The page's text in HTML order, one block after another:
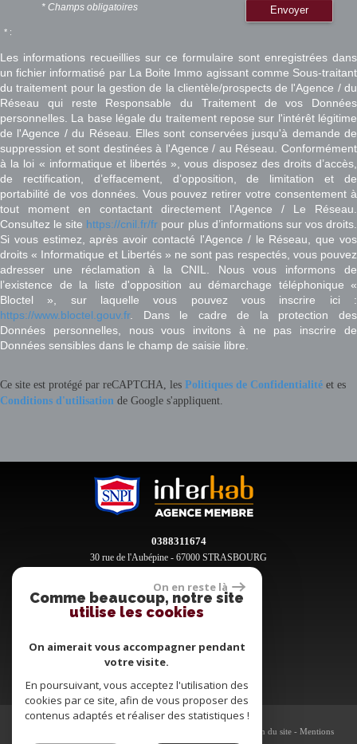
Envoyer
* Champs obligatoires
* :
Les informations recueillies sur ce formulaire sont enregistrées dans
un fichier informatisé par La Boite Immo agissant comme Sous-traitant
du traitement pour la gestion de la clientèle/prospects de l'Agence / du
Réseau qui reste Responsable du Traitement de vos Données
personnelles. La base légale du traitement repose sur l'intérêt légitime
de l'Agence / du Réseau. Elles sont conservées jusqu'à demande de
suppression et sont destinées à l'Agence / au Réseau. Conformément
à la loi « informatique et libertés », vous disposez des droits d’accès,
de rectification, d’effacement, d’opposition, de limitation et de
portabilité de vos données. Vous pouvez retirer votre consentement à
tout moment en contactant directement l’Agence / Le Réseau.
Consultez le site https://cnil.fr/fr pour plus d’informations sur vos droits.
Si vous estimez, après avoir contacté l'Agence / le Réseau, que vos
droits « Informatique et Libertés » ne sont pas respectés, vous pouvez
adresser une réclamation à la CNIL. Nous vous informons de
l’existence de la liste d'opposition au démarchage téléphonique «
Bloctel », sur laquelle vous pouvez vous inscrire ici :
https://www.bloctel.gouv.fr. Dans le cadre de la protection des
Données personnelles, nous vous invitons à ne pas inscrire de
Données sensibles dans le champ de saisie libre.
Ce site est protégé par reCAPTCHA, les Politiques de Confidentialité et es
Conditions d'utilisation de Google s'appliquent.
0388311674
30 rue de l'Aubépine - 67000 STRASBOURG
Espace propriétaires
Plan du site - Mentions
On en reste là
Comme beaucoup, notre site
utilise les cookies
On aimerait vous accompagner pendant
votre visite.
En poursuivant, vous acceptez l'utilisation des
cookies par ce site, afin de vous proposer des
contenus adaptés et réaliser des statistiques !